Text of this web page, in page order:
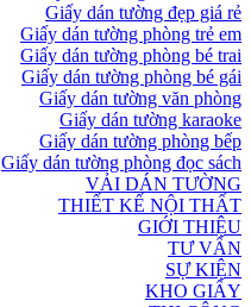
Giấy dán tường đẹp giá rẻ
Giấy dán tường phòng trẻ em
Giấy dán tường phòng bé trai
Giấy dán tường phòng bé gái
Giấy dán tường văn phòng
Giấy dán tường karaoke
Giấy dán tường phòng bếp
Giấy dán tường phòng đọc sách
VẢI DÁN TƯỜNG
THIẾT KẾ NỘI THẤT
GIỚI THIỆU
TƯ VẤN
SỰ KIỆN
KHO GIẤY